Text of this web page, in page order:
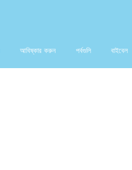
আবিষ্কার করুন পর্বগুলি বাইবেল